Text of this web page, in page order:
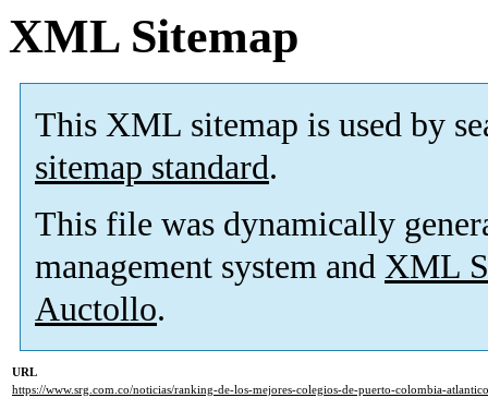
XML Sitemap
This XML sitemap is used by
sitemap standard.
This file was dynamically
management system and XML
Auctollo.
URL
https://www.srg.com.co/noticias/ranking-de-los-mejores-colegios-de-puerto-colombia-